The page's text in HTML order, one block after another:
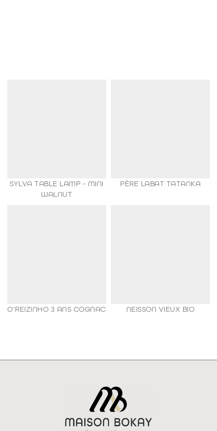
SYLVA TABLE LAMP – MINI
WALNUT
PÈRE LABAT TATANKA
O’REIZINHO 3 ANS COGNAC NEISSON VIEUX BIO